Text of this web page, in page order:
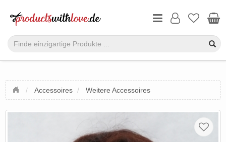
Accessoires Weitere Accessoires